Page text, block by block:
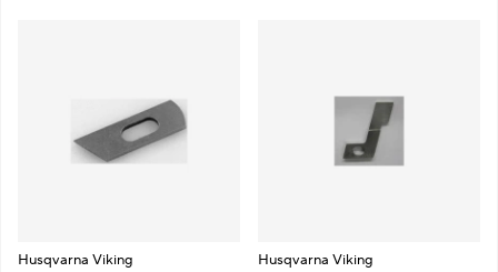
Husqvarna Viking Husqvarna Viking